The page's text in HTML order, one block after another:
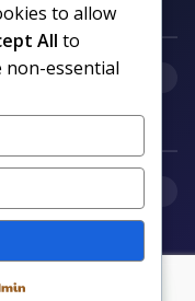
to allow
All to
non-essential